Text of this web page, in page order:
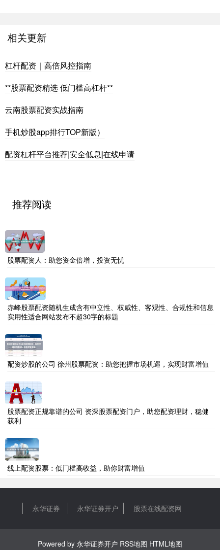
相关更新
杠杆配资｜高倍风控指南
**股票配资精选 低门槛高杠杆**
云南股票配资实战指南
手机炒股app排行TOP新版）
配资杠杆平台推荐|安全低息|在线申请
推荐阅读
股票配资人：助您资金倍增，投资无忧
赤峰股票配资随机生成含有中立性、权威性、客观性、合规性和信息
实用性适合网站发布不超30字的标题
配资炒股的公司 徐州股票配资：助您把握市场机遇，实现财富增值
股票配资正规靠谱的公司 资深股票配资门户，助您配资理财，稳健
获利
线上配资股票：低门槛高收益，助你财富增值
永华证券 永华证券开户 股票在线配资网
Powered by 永华证券开户 RSS地图 HTML地图